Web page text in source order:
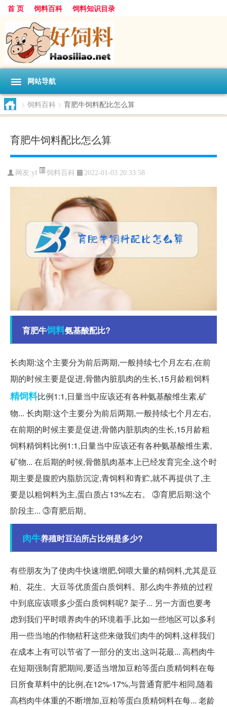
首 页 饲料百科 饲料知识目录
网站导航
> 饲料百科 > 育肥牛饲料配比怎么算
育肥牛饲料配比怎么算
网友:yf 饲料百科 2022-01-03 20:33:58
育肥牛饲料氨基酸配比?
长肉期:这个主要分为前后两期,一般持续七个月左右,在前
期的时候主要是促进,骨骼内脏肌肉的生长,15月龄粗饲料
精饲料比例1:1,日量当中应该还有各种氨基酸维生素,矿
物... 长肉期:这个主要分为前后两期,一般持续七个月左右,
在前期的时候主要是促进,骨骼内脏肌肉的生长,15月龄粗
饲料精饲料比例1:1,日量当中应该还有各种氨基酸维生素,
矿物... 在后期的时候,骨骼肌肉基本上已经发育完全,这个时
期主要是腹腔内脂肪沉淀,青饲料和青贮,就不再提供了,主
要是以粗饲料为主,蛋白质占13%左右。 ③育肥后期:这个
阶段主... ③育肥后期。
肉牛养殖时豆泊所占比例是多少?
有些朋友为了使肉牛快速增肥,饲喂大量的精饲料,尤其是豆
粕、花生、大豆等优质蛋白质饲料。那么肉牛养殖的过程
中到底应该喂多少蛋白质饲料呢? 架子... 另一方面也要考
虑到我们平时喂养肉牛的环境着手,比如一些地区可以多利
用一些当地的作物秸秆这些来做我们肉牛的饲料,这样我们
在成本上有可以节省了一部分的支出,这叫花最... 高档肉牛
在短期强制育肥期间,要适当增加豆粕等蛋白质精饲料在每
日所食草料中的比例,在12%-17%,与普通育肥牛相同,随着
高档肉牛体重的不断增加,豆粕等蛋白质精饲料在每... 老龄